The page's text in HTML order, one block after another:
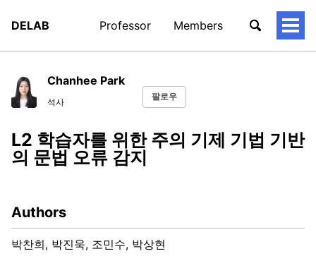
DELAB Professor Members
토
Chanhee Park
석사
팔로우
L2 학습자를 위한 주의 기제 기법 기반
의 문법 오류 감지
Authors
박찬희, 박진욱, 조민수, 박상현